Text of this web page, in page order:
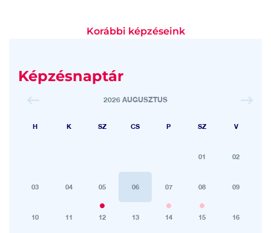
Korábbi képzéseink
Képzésnaptár
2026 AUGUSZTUS
H K SZ CS P SZ V
01 02
03 04 05 06 07 08 09
10 11 12 13 14 15 16